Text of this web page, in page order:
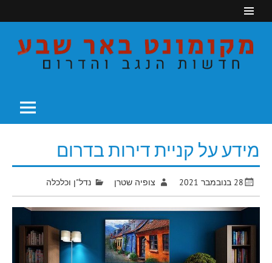
מידע על קניית דירות בדרום
28 בנובמבר 2021 צופיה שטרן נדל"ן וכלכלה